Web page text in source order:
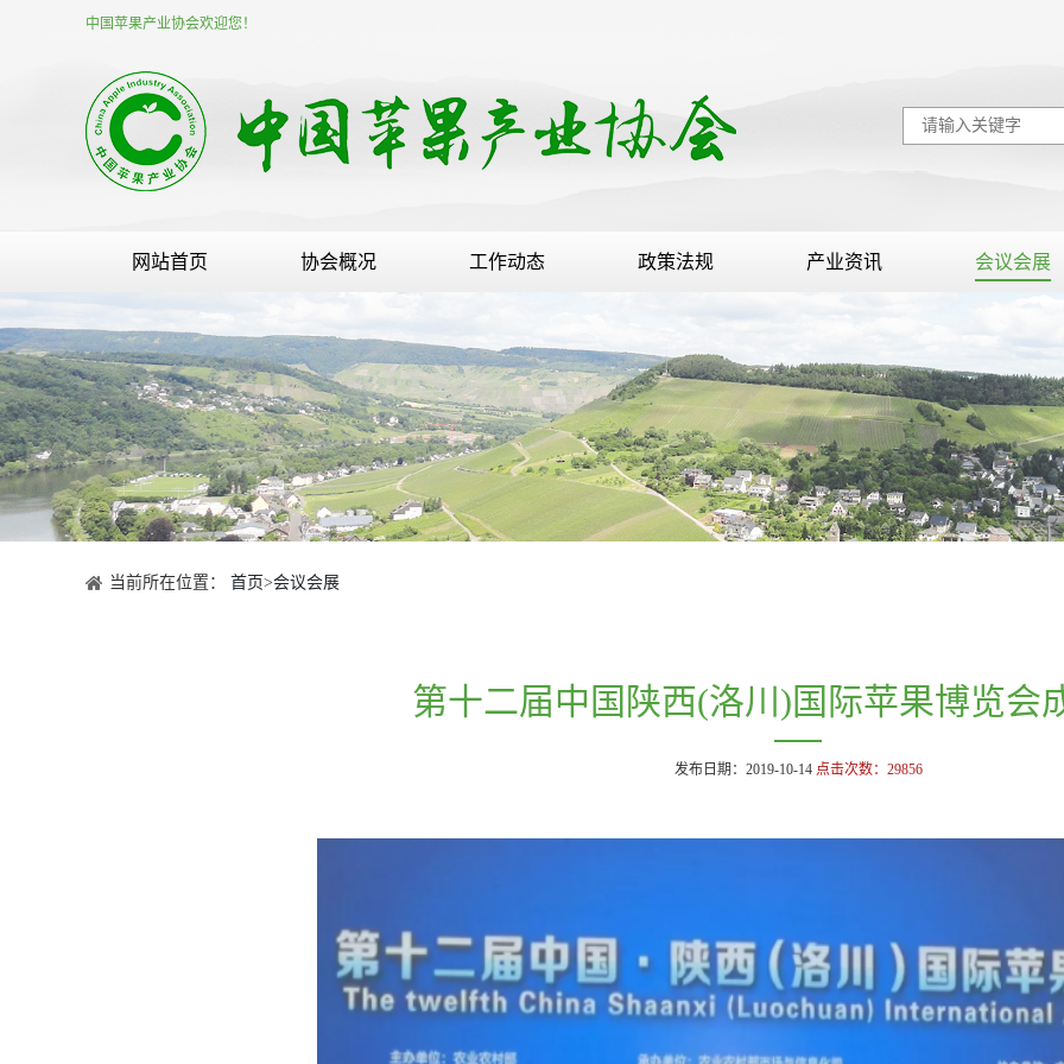
中国苹果产业协会欢迎您！
网站首页 协会概况 工作动态 政策法规 产业资讯 会议会展
当前所在位置： 首页>会议会展
第十二届中国陕西(洛川)国际苹果博览会
发布日期：2019-10-14 点击次数： 29856